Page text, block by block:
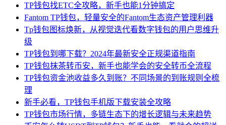
TP钱包找ETC全攻略，新手也能1分钟搞定
Fantom TP钱包，轻量安全的Fantom生态资产管理利器
Tp钱包图标焕新，从视觉迭代看数字钱包的用户思维升
级
TP钱包到哪下载？2024年最新安全正规渠道指南
TP钱包抹茶转币安，新手也能学会的安全转币全流程
TP钱包资金池收益多久到账？不同场景的到账规则全梳
理
新手必看，TP钱包手机版下载安装全攻略
TP钱包市场行情，多链生态下的增长逻辑与未来趋势